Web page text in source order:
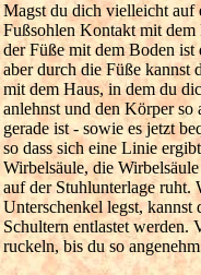
Magst du dich vielleicht auf
Fußsohlen Kontakt mit
der Füße mit dem Boden
aber durch die Füße kannst
mit dem Haus, in dem du
anlehnst und den Körper so
gerade ist - sowie es jetzt
so dass sich eine Linie
Wirbelsäule, die
auf der Stuhlunterlage ruht.
Unterschenkel legst,
Schultern entlastet werden.
ruckeln, bis du so